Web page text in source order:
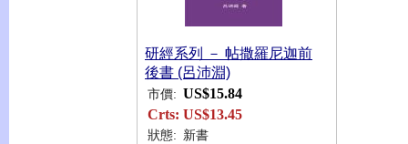
研經系列 － 帖撒羅尼迦前
後書 (呂沛淵)
市價: US$15.84
Crts: US$13.45
狀態: 新書